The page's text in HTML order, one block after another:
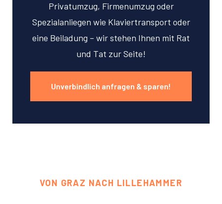
Privatumzug, Firmenumzug oder
Spezialanliegen wie Klaviertransport oder
eine Beiladung – wir stehen Ihnen mit Rat
und Tat zur Seite!
Unverbindlich anfragen & sparen!
VON GRAZ NACH LILLEHAMMER